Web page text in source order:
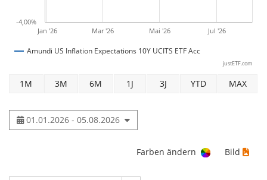
Amundi US Inflation Expectations 10Y UCITS ETF Acc
Jan '26 Mar '26 Mai '26 Jul '26
-4,00%
justETF.com
1M 3M 6M 1J 3J YTD MAX
01.01.2026 - 05.08.2026
Farben ändern Bild